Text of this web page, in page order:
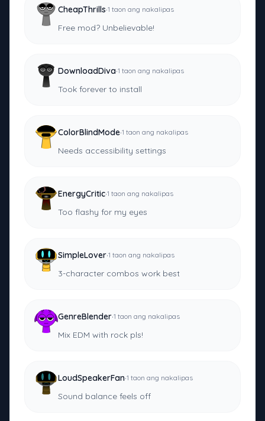
CheapThrills·1 taon ang nakalipas
Free mod? Unbelievable!
DownloadDiva·1 taon ang nakalipas
Took forever to install
ColorBlindMode·1 taon ang nakalipas
Needs accessibility settings
EnergyCritic·1 taon ang nakalipas
Too flashy for my eyes
SimpleLover·1 taon ang nakalipas
3-character combos work best
GenreBlender·1 taon ang nakalipas
Mix EDM with rock pls!
LoudSpeakerFan·1 taon ang nakalipas
Sound balance feels off